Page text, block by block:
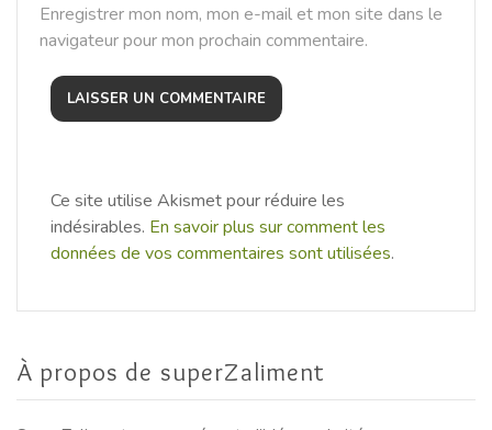
Enregistrer mon nom, mon e-mail et mon site dans le
navigateur pour mon prochain commentaire.
Ce site utilise Akismet pour réduire les
indésirables. En savoir plus sur comment les
données de vos commentaires sont utilisées.
À propos de superZaliment